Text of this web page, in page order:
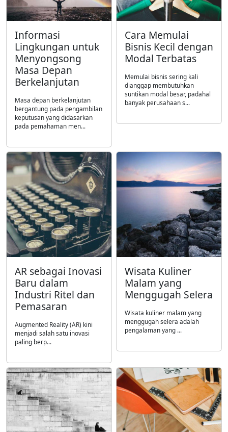
Informasi
Lingkungan untuk
Menyongsong
Masa Depan
Berkelanjutan
Masa depan berkelanjutan
bergantung pada pengambilan
keputusan yang didasarkan
pada pemahaman men...
Cara Memulai
Bisnis Kecil dengan
Modal Terbatas
Memulai bisnis sering kali
dianggap membutuhkan
suntikan modal besar, padahal
banyak perusahaan s...
AR sebagai Inovasi
Baru dalam
Industri Ritel dan
Pemasaran
Augmented Reality (AR) kini
menjadi salah satu inovasi
paling berp...
Wisata Kuliner
Malam yang
Menggugah Selera
Wisata kuliner malam yang
menggugah selera adalah
pengalaman yang ...